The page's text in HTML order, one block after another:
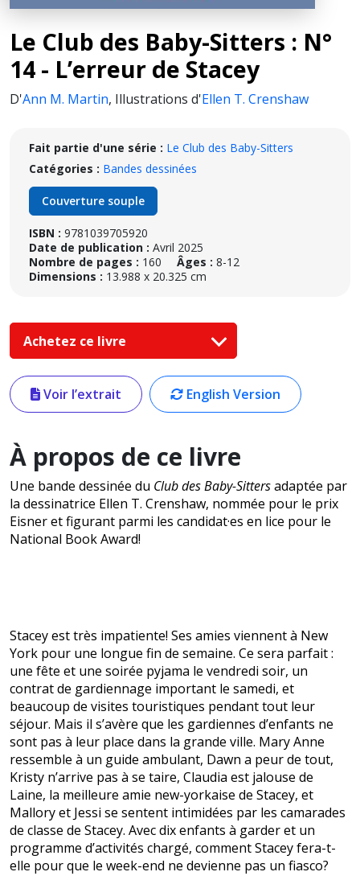
Le Club des Baby-Sitters : N°
14 - L’erreur de Stacey
D'Ann M. Martin, Illustrations d'Ellen T. Crenshaw
Fait partie d'une série : Le Club des Baby-Sitters
Catégories : Bandes dessinées
Couverture souple
ISBN : 9781039705920
Date de publication : Avril 2025
Nombre de pages : 160 Âges : 8-12
Dimensions : 13.988 x 20.325 cm
Achetez ce livre
Voir l’extrait English Version
À propos de ce livre
Une bande dessinée du Club des Baby-Sittersadaptée par
la dessinatrice Ellen T. Crenshaw, nommée pour le prix
Eisner et figurant parmi les candidat·es en lice pour le
National Book Award!
Stacey est très impatiente! Ses amies viennent à New
York pour une longue fin de semaine. Ce sera parfait :
une fête et une soirée pyjama le vendredi soir, un
contrat de gardiennage important le samedi, et
beaucoup de visites touristiques pendant tout leur
séjour. Mais il s’avère que les gardiennes d’enfants ne
sont pas à leur place dans la grande ville. Mary Anne
ressemble à un guide ambulant, Dawn a peur de tout,
Kristy n’arrive pas à se taire, Claudia est jalouse de
Laine, la meilleure amie new-yorkaise de Stacey, et
Mallory et Jessi se sentent intimidées par les camarades
de classe de Stacey. Avec dix enfants à garder et un
programme d’activités chargé, comment Stacey fera-t-
elle pour que le week-end ne devienne pas un fiasco?